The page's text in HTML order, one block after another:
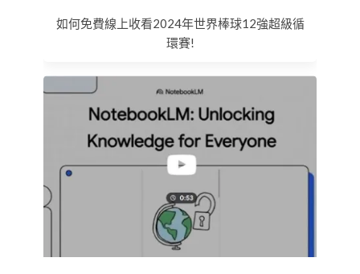
如何免費線上收看2024年世界棒球12強超級循
環賽!